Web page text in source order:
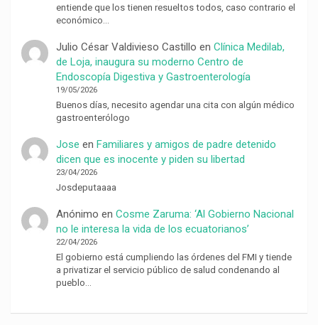
entiende que los tienen resueltos todos, caso contrario el
económico…
Julio César Valdivieso Castillo en Clínica Medilab,
de Loja, inaugura su moderno Centro de
Endoscopía Digestiva y Gastroenterología
19/05/2026
Buenos días, necesito agendar una cita con algún médico
gastroenterólogo
Jose en Familiares y amigos de padre detenido
dicen que es inocente y piden su libertad
23/04/2026
Josdeputaaaa
Anónimo en Cosme Zaruma: ‘Al Gobierno Nacional
no le interesa la vida de los ecuatorianos’
22/04/2026
El gobierno está cumpliendo las órdenes del FMI y tiende
a privatizar el servicio público de salud condenando al
pueblo…